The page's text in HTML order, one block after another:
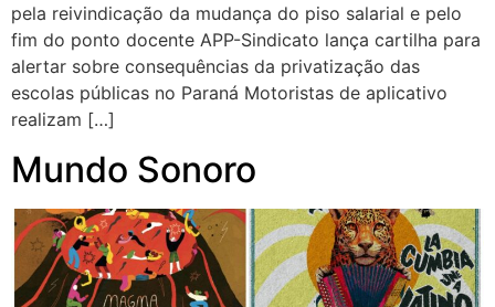
pela reivindicação da mudança do piso salarial e pelo
fim do ponto docente APP-Sindicato lança cartilha para
alertar sobre consequências da privatização das
escolas públicas no Paraná Motoristas de aplicativo
realizam […]
Mundo Sonoro